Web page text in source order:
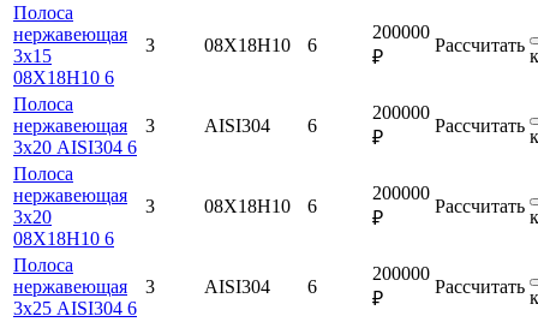
Полоса
нержавеющая
3х15
08Х18Н10 6
3 08Х18Н10 6
200000
₽
Рассчитать
Полоса
нержавеющая
3х20 AISI304 6
3 AISI304 6
200000
₽
Рассчитать
Полоса
нержавеющая
3х20
08Х18Н10 6
3 08Х18Н10 6
200000
₽
Рассчитать
Полоса
нержавеющая
3х25 AISI304 6
3 AISI304 6
200000
₽
Рассчитать